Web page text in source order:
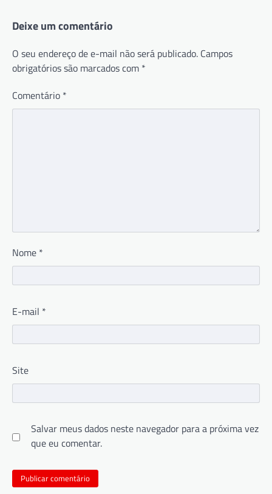
Deixe um comentário
O seu endereço de e-mail não será publicado. Campos
obrigatórios são marcados com *
Comentário *
Nome *
E-mail *
Site
Salvar meus dados neste navegador para a próxima vez
que eu comentar.